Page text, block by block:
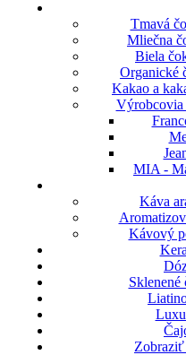
Tmavá
Mliečna
Biela
Organické
Kakao a
Výrobcovia
MIA -
Káva
Kávový